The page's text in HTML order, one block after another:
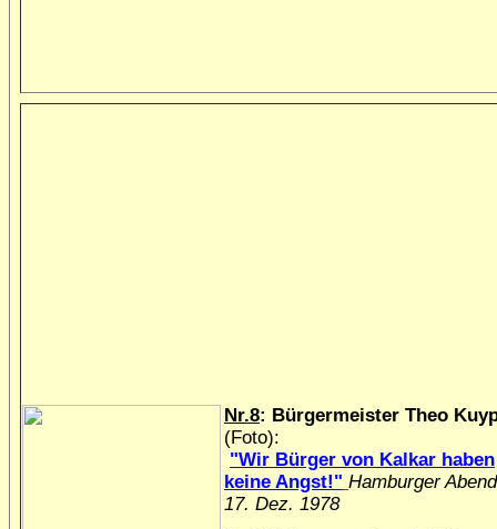
Nr.8: Bürgermeister Theo
(Foto):
"Wir Bürger von Kalkar haben
keine Angst!" Hamburger
17. Dez. 1978